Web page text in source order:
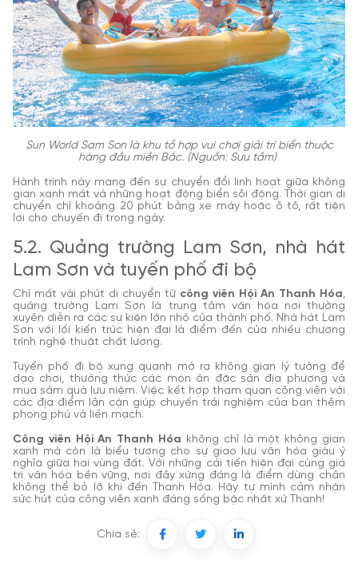
Sun World Sam Son là khu tổ hợp vui chơi giải trí biển thuộc
hàng đầu miền Bắc. (Nguồn: Sưu tầm)
Hành trình này mang đến sự chuyển đổi linh hoạt giữa không
gian xanh mát và những hoạt động biển sôi động. Thời gian di
chuyển chỉ khoảng 20 phút bằng xe máy hoặc ô tô, rất tiện
lợi cho chuyến đi trong ngày.
5.2. Quảng trường Lam Sơn, nhà hát
Lam Sơn và tuyến phố đi bộ
Chỉ mất vài phút di chuyển từ công viên Hội An Thanh Hóa,
quảng trường Lam Sơn là trung tâm văn hóa nơi thường
xuyên diễn ra các sự kiện lớn nhỏ của thành phố. Nhà hát Lam
Sơn với lối kiến trúc hiện đại là điểm đến của nhiều chương
trình nghệ thuật chất lượng.
Tuyến phố đi bộ xung quanh mở ra không gian lý tưởng để
dạo chơi, thưởng thức các món ăn đặc sản địa phương và
mua sắm quà lưu niệm. Việc kết hợp tham quan công viên với
các địa điểm lân cận giúp chuyến trải nghiệm của bạn thêm
phong phú và liền mạch.
Công viên Hội An Thanh Hóa không chỉ là một không gian
xanh mà còn là biểu tượng cho sự giao lưu văn hóa giàu ý
nghĩa giữa hai vùng đất. Với những cải tiến hiện đại cùng giá
trị văn hóa bền vững, nơi đây xứng đáng là điểm dừng chân
không thể bỏ lỡ khi đến Thanh Hóa. Hãy tự mình cảm nhận
sức hút của công viên xanh đáng sống bậc nhất xứ Thanh!
Chia sẻ: